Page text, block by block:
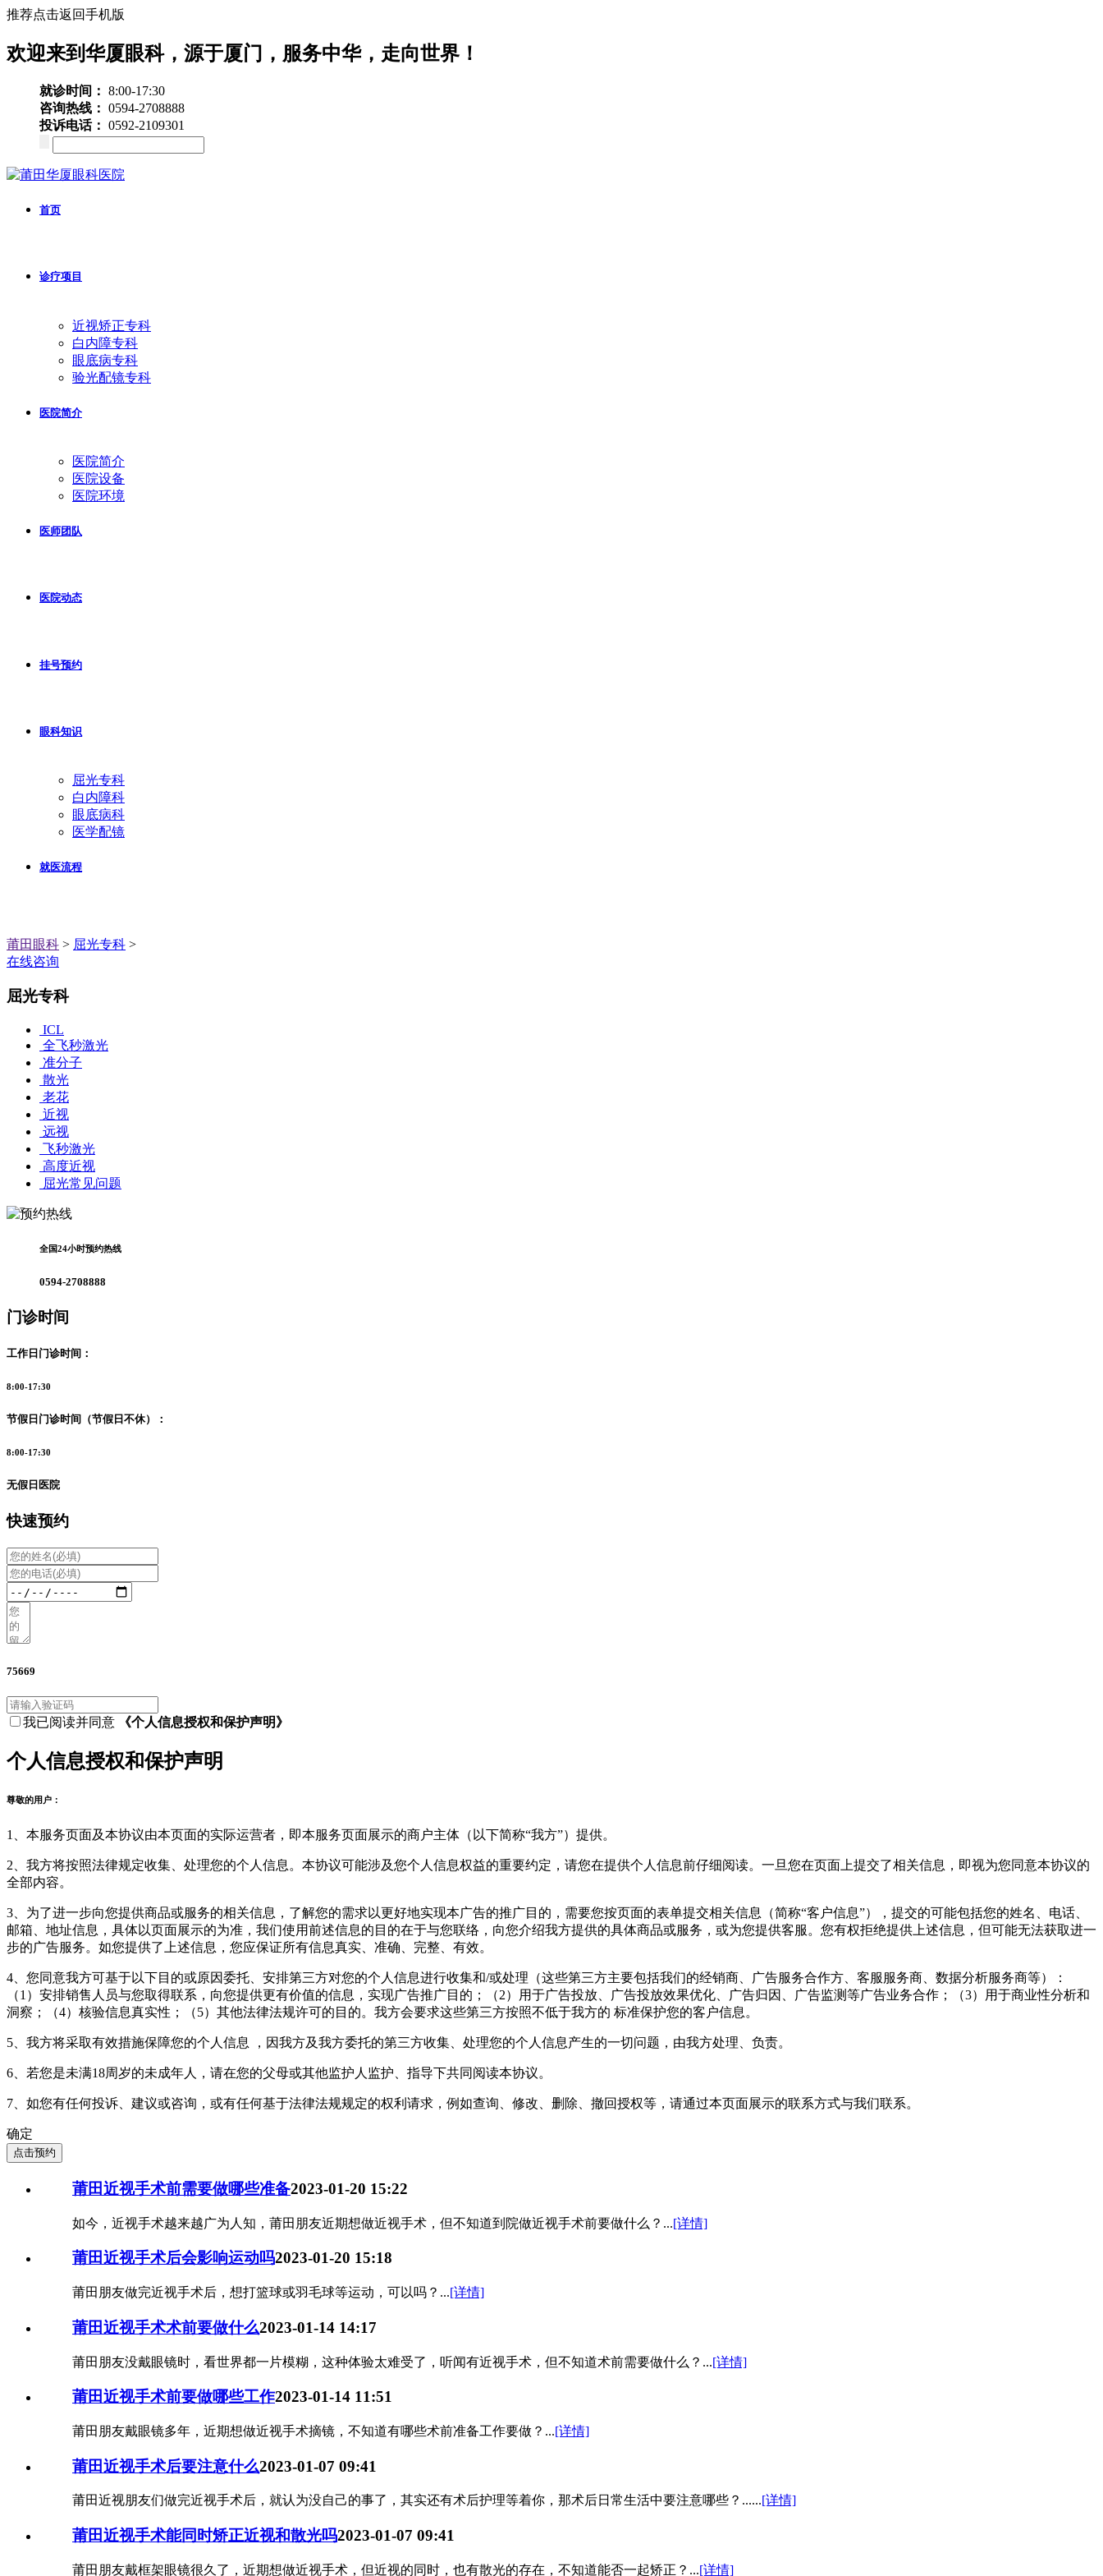
推荐点击返回手机版
欢迎来到华厦眼科，源于厦门，服务中华，走向世界！
就诊时间： 8:00-17:30
咨询热线： 0594-2708888
投诉电话： 0592-2109301
首页
诊疗项目
近视矫正专科
白内障专科
眼底病专科
验光配镜专科
医院简介
医院简介
医院设备
医院环境
医师团队
医院动态
挂号预约
眼科知识
屈光专科
白内障科
眼底病科
医学配镜
就医流程
莆田眼科 > 屈光专科 >
在线咨询
屈光专科
ICL
全飞秒激光
准分子
散光
老花
近视
远视
飞秒激光
高度近视
屈光常见问题
全国24小时预约热线
0594-2708888
门诊时间
工作日门诊时间：
8:00-17:30
节假日门诊时间（节假日不休）：
8:00-17:30
无假日医院
快速预约
75669
我已阅读并同意 《个人信息授权和保护声明》
个人信息授权和保护声明
尊敬的用户：
1、本服务页面及本协议由本页面的实际运营者，即本服务页面展示的商户主体（以下简称“我方”）提供。
2、我方将按照法律规定收集、处理您的个人信息。本协议可能涉及您个人信息权益的重要约定，请您在提供个人信息前仔细阅读。一旦您在页面上提交了相关信息，即视为您同意本协议的
全部内容。
3、为了进一步向您提供商品或服务的相关信息，了解您的需求以更好地实现本广告的推广目的，需要您按页面的表单提交相关信息（简称“客户信息”），提交的可能包括您的姓名、电话、
邮箱、地址信息，具体以页面展示的为准，我们使用前述信息的目的在于与您联络，向您介绍我方提供的具体商品或服务，或为您提供客服。您有权拒绝提供上述信息，但可能无法获取进一
步的广告服务。如您提供了上述信息，您应保证所有信息真实、准确、完整、有效。
4、您同意我方可基于以下目的或原因委托、安排第三方对您的个人信息进行收集和/或处理（这些第三方主要包括我们的经销商、广告服务合作方、客服服务商、数据分析服务商等）：
（1）安排销售人员与您取得联系，向您提供更有价值的信息，实现广告推广目的；（2）用于广告投放、广告投放效果优化、广告归因、广告监测等广告业务合作；（3）用于商业性分析和
洞察；（4）核验信息真实性；（5）其他法律法规许可的目的。我方会要求这些第三方按照不低于我方的 标准保护您的客户信息。
5、我方将采取有效措施保障您的个人信息 ，因我方及我方委托的第三方收集、处理您的个人信息产生的一切问题，由我方处理、负责。
6、若您是未满18周岁的未成年人，请在您的父母或其他监护人监护、指导下共同阅读本协议。
7、如您有任何投诉、建议或咨询，或有任何基于法律法规规定的权利请求，例如查询、修改、删除、撤回授权等，请通过本页面展示的联系方式与我们联系。
确定
点击预约
莆田近视手术前需要做哪些准备2023-01-20 15:22
如今，近视手术越来越广为人知，莆田朋友近期想做近视手术，但不知道到院做近视手术前要做什么？...[详情]
莆田近视手术后会影响运动吗2023-01-20 15:18
莆田朋友做完近视手术后，想打篮球或羽毛球等运动，可以吗？...[详情]
莆田近视手术术前要做什么2023-01-14 14:17
莆田朋友没戴眼镜时，看世界都一片模糊，这种体验太难受了，听闻有近视手术，但不知道术前需要做什么？...[详情]
莆田近视手术前要做哪些工作2023-01-14 11:51
莆田朋友戴眼镜多年，近期想做近视手术摘镜，不知道有哪些术前准备工作要做？...[详情]
莆田近视手术后要注意什么2023-01-07 09:41
莆田近视朋友们做完近视手术后，就认为没自己的事了，其实还有术后护理等着你，那术后日常生活中要注意哪些？......[详情]
莆田近视手术能同时矫正近视和散光吗2023-01-07 09:41
莆田朋友戴框架眼镜很久了，近期想做近视手术，但近视的同时，也有散光的存在，不知道能否一起矫正？...[详情]